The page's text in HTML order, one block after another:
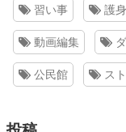
習い事 護
動画編集
公民館 ス